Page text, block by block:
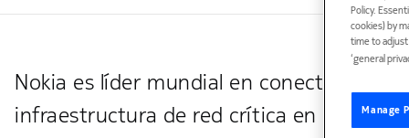
Nokia es líder mundial en conectividad
infraestructura de red crítica en la que
Policy.
cookies) by
time to
‘general
Manage